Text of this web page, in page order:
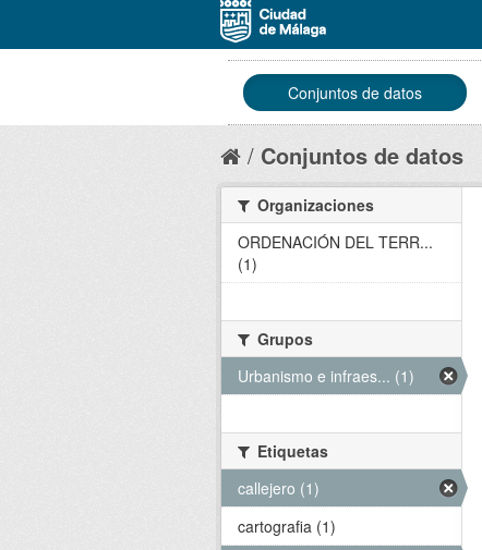
Conjuntos de datos
Conjuntos de datos
Organizaciones
ORDENACIÓN DEL TERR...
(1)
Grupos
Urbanismo e infraes... (1)
Etiquetas
callejero (1)
cartografia (1)